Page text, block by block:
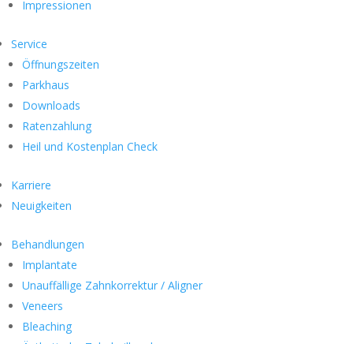
Impressionen
Service
Öffnungszeiten
Parkhaus
Downloads
Ratenzahlung
Heil und Kostenplan Check
Karriere
Neuigkeiten
Behandlungen
Implantate
Unauffällige Zahnkorrektur / Aligner
Veneers
Bleaching